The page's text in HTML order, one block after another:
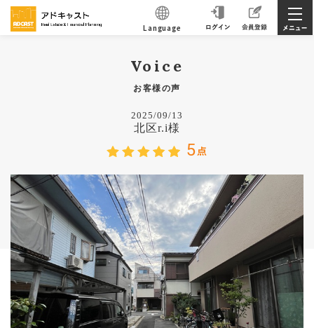
Language
Voice
お客様の声
2025/09/13
北区r.i様
5点